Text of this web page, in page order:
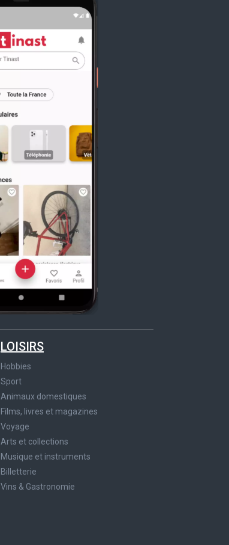
LOISIRS
Hobbies
Sport
Animaux domestiques
Films, livres et magazines
Voyage
Arts et collections
Musique et instruments
Billetterie
Vins & Gastronomie